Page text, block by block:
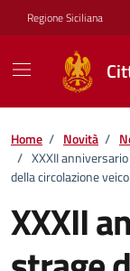
Vai ai contenuti
Vai al footer
Regione Siciliana
Home / Novità /
/ XXXII
della circolazione
XXXII